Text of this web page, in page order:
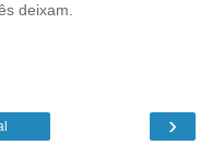
deixam.
›